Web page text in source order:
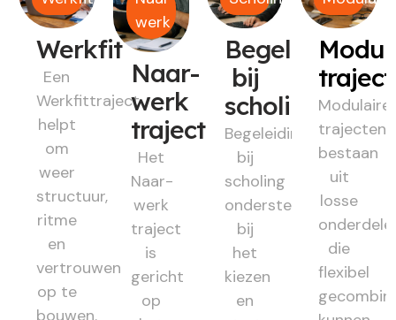
Werkfit
Een
Werkfittraject
helpt
om
weer
structuur,
ritme
en
vertrouwen
op te
bouwen.
werk
Naar-
werk
traject
Het
Naar-
werk
traject
is
gericht
op
Begeleiding
bij
scholing
Begeleiding
bij
scholing
ondersteunt
bij
het
kiezen
en
Modulaire
trajecten
bestaan
uit
losse
die
flexibel